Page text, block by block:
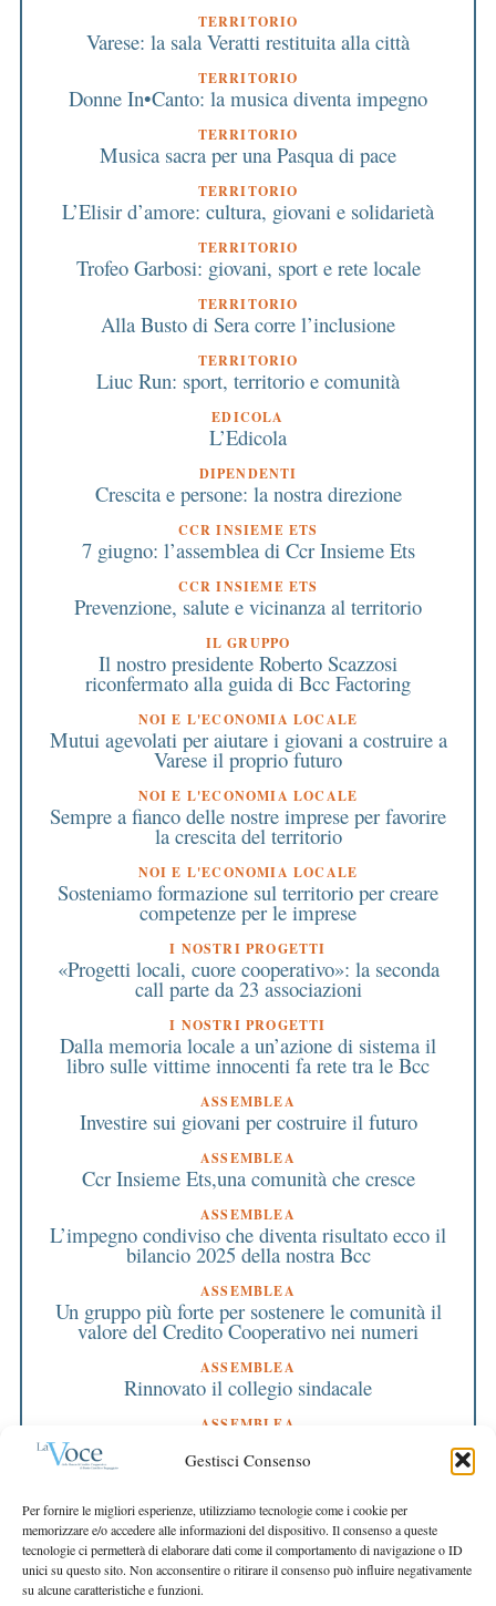
Gestisci Consenso
Per fornire le migliori esperienze, utilizziamo tecnologie come i cookie per
memorizzare e/o accedere alle informazioni del dispositivo. Il consenso a queste
tecnologie ci permetterà di elaborare dati come il comportamento di navigazione o ID
unici su questo sito. Non acconsentire o ritirare il consenso può influire negativamente
su alcune caratteristiche e funzioni.
TERRITORIO
Varese: la sala Veratti restituita alla città
TERRITORIO
Donne In•Canto: la musica diventa impegno
TERRITORIO
Musica sacra per una Pasqua di pace
TERRITORIO
L’Elisir d’amore: cultura, giovani e solidarietà
TERRITORIO
Trofeo Garbosi: giovani, sport e rete locale
TERRITORIO
Alla Busto di Sera corre l’inclusione
TERRITORIO
Liuc Run: sport, territorio e comunità
EDICOLA
L’Edicola
DIPENDENTI
Crescita e persone: la nostra direzione
CCR INSIEME ETS
7 giugno: l’assemblea di Ccr Insieme Ets
CCR INSIEME ETS
Prevenzione, salute e vicinanza al territorio
IL GRUPPO
Il nostro presidente Roberto Scazzosi
riconfermato alla guida di Bcc Factoring
NOI E L'ECONOMIA LOCALE
Mutui agevolati per aiutare i giovani a costruire a
Varese il proprio futuro
NOI E L'ECONOMIA LOCALE
Sempre a fianco delle nostre imprese per favorire
la crescita del territorio
NOI E L'ECONOMIA LOCALE
Sosteniamo formazione sul territorio per creare
competenze per le imprese
I NOSTRI PROGETTI
«Progetti locali, cuore cooperativo»: la seconda
call parte da 23 associazioni
I NOSTRI PROGETTI
Dalla memoria locale a un’azione di sistema il
libro sulle vittime innocenti fa rete tra le Bcc
ASSEMBLEA
Investire sui giovani per costruire il futuro
ASSEMBLEA
Ccr Insieme Ets,una comunità che cresce
ASSEMBLEA
L’impegno condiviso che diventa risultato ecco il
bilancio 2025 della nostra Bcc
ASSEMBLEA
Un gruppo più forte per sostenere le comunità il
valore del Credito Cooperativo nei numeri
ASSEMBLEA
Rinnovato il collegio sindacale
ASSEMBLEA
Bilancio approvato all’unanimità e 2 milioni
destinati al territorio
Crescere restando riconoscibili
EDITORIALE PRESIDENTE
Costruire futuro insieme